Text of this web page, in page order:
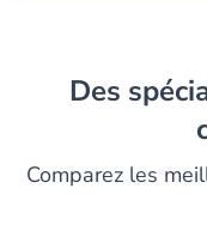
Des spécialistes dans d’autres
Comparez les